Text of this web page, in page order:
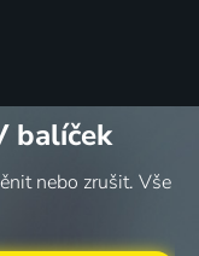
balíček
nebo zrušit. Vše